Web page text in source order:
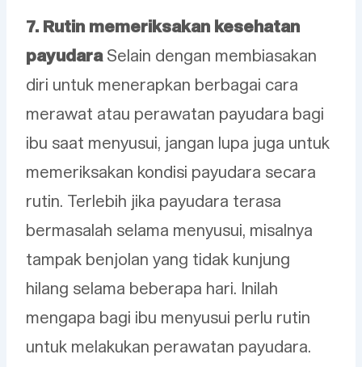
7. Rutin memeriksakan kesehatan
payudara Selain dengan membiasakan
diri untuk menerapkan berbagai cara
merawat atau perawatan payudara bagi
ibu saat menyusui, jangan lupa juga untuk
memeriksakan kondisi payudara secara
rutin. Terlebih jika payudara terasa
bermasalah selama menyusui, misalnya
tampak benjolan yang tidak kunjung
hilang selama beberapa hari. Inilah
mengapa bagi ibu menyusui perlu rutin
untuk melakukan perawatan payudara.